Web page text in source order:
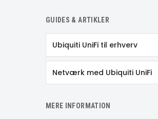
GUIDES & ARTIKLER
Ubiquiti UniFi til erhverv
Netværk med Ubiquiti UniFi
MERE INFORMATION